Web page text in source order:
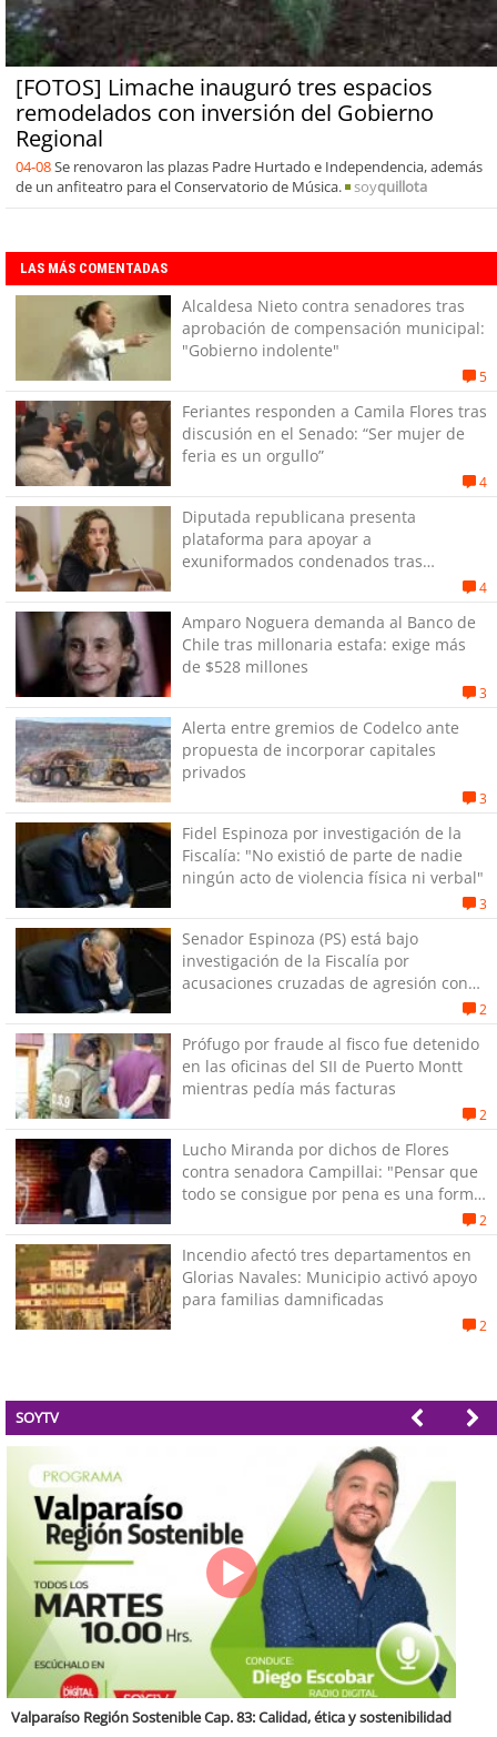
[FOTOS] Limache inauguró tres espacios
remodelados con inversión del Gobierno
Regional
04-08Se renovaron las plazas Padre Hurtado e Independencia, además
de un anfiteatro para el Conservatorio de Música.
soyquillota
LAS MÁS COMENTADAS
Alcaldesa Nieto contra senadores tras
aprobación de compensación municipal:
"Gobierno indolente"
5
Feriantes responden a Camila Flores tras
discusión en el Senado: “Ser mujer de
feria es un orgullo”
4
Diputada republicana presenta
plataforma para apoyar a
exuniformados condenados tras
4
Amparo Noguera demanda al Banco de
Chile tras millonaria estafa: exige más
de $528 millones
3
Alerta entre gremios de Codelco ante
propuesta de incorporar capitales
privados
3
Fidel Espinoza por investigación de la
Fiscalía: "No existió de parte de nadie
ningún acto de violencia física ni verbal"
3
Senador Espinoza (PS) está bajo
investigación de la Fiscalía por
acusaciones cruzadas de agresión con
2
Prófugo por fraude al fisco fue detenido
en las oficinas del SII de Puerto Montt
mientras pedía más facturas
2
Lucho Miranda por dichos de Flores
contra senadora Campillai: "Pensar que
todo se consigue por pena es una forma
2
Incendio afectó tres departamentos en
Glorias Navales: Municipio activó apoyo
para familias damnificadas
2
SOYTV